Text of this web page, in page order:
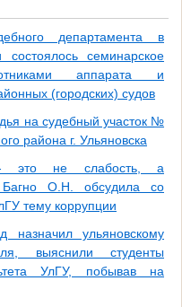
департамента в
состоялось семинарское
аппарата и
(городских) судов
на судебный участок №
района г. Ульяновска
- это не слабость, а
Багно О.Н. обсудила со
тему коррупции
назначил ульяновскому
выяснили студенты
УлГУ, побывав на